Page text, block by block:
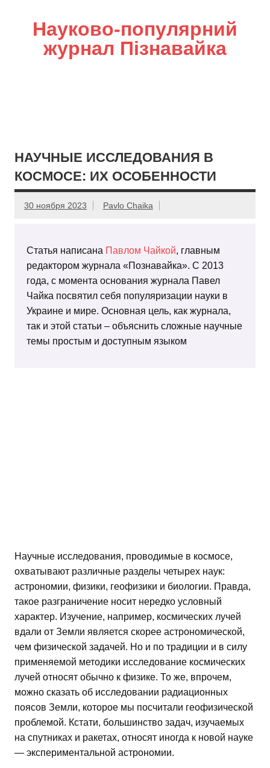
Науково-популярний
журнал Пізнавайка
НАУЧНЫЕ ИССЛЕДОВАНИЯ В
КОСМОСЕ: ИХ ОСОБЕННОСТИ
30 ноября 2023 Pavlo Chaika
Статья написана Павлом Чайкой, главным
редактором журнала «Познавайка». С 2013
года, с момента основания журнала Павел
Чайка посвятил себя популяризации науки в
Украине и мире. Основная цель, как журнала,
так и этой статьи – объяснить сложные научные
темы простым и доступным языком
Научные исследования, проводимые в космосе,
охватывают различные разделы четырех наук:
астрономии, физики, геофизики и биологии. Правда,
такое разграничение носит нередко условный
характер. Изучение, например, космических лучей
вдали от Земли является скорее астрономической,
чем физической задачей. Но и по традиции и в силу
применяемой методики исследование космических
лучей относят обычно к физике. То же, впрочем,
можно сказать об исследовании радиационных
поясов Земли, которое мы посчитали геофизической
проблемой. Кстати, большинство задач, изучаемых
на спутниках и ракетах, относят иногда к новой науке
— экспериментальной астрономии.